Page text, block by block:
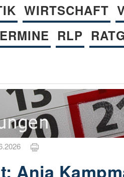
WIRTSCHAFT
RLP
Anja